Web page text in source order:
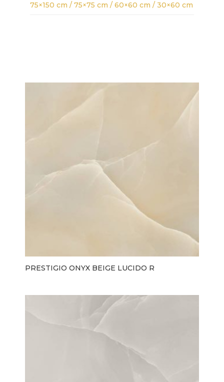
75×150 cm / 75×75 cm / 60×60 cm / 30×60 cm
PRESTIGIO ONYX BEIGE LUCIDO R